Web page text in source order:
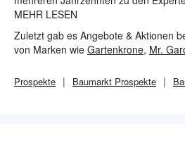
Baustoffe und Brennstoffe,
umfassende Sortiment der
regionalen Bedarf der privaten und
ausgerichtet.
MEHR LESEN
Zuletzt gab es Angebote & Aktionen
von Marken wie Gartenkrone, Mr.
Prospekte Baumarkt Prospekte